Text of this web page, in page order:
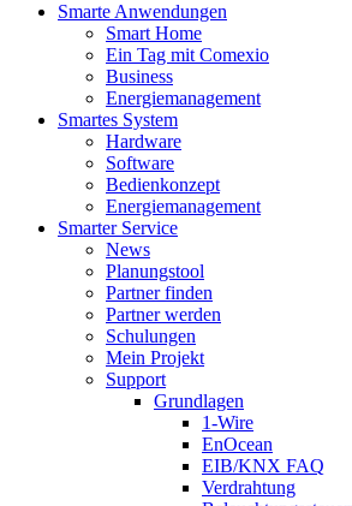
Smarte Anwendungen
Smart Home
Ein Tag mit Comexio
Business
Energiemanagement
Smartes System
Hardware
Software
Bedienkonzept
Energiemanagement
Smarter Service
News
Planungstool
Partner finden
Partner werden
Schulungen
Mein Projekt
Support
Grundlagen
1-Wire
EnOcean
EIB/KNX FAQ
Verdrahtung